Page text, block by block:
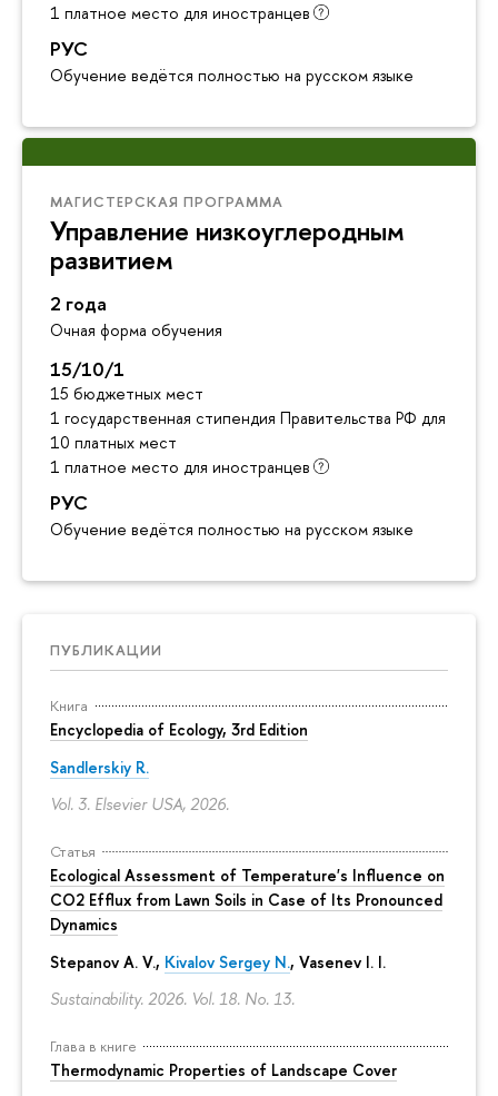
1 платное место для иностранцев
РУС
Обучение ведётся полностью на русском языке
МАГИСТЕРСКАЯ ПРОГРАММА
Управление низкоуглеродным
развитием
2 года
Очная форма обучения
15/10/1
15 бюджетных мест
1 государственная стипендия Правительства РФ для
10 платных мест
1 платное место для иностранцев
РУС
Обучение ведётся полностью на русском языке
ПУБЛИКАЦИИ
Книга
Encyclopedia of Ecology, 3rd Edition
Sandlerskiy R.
Vol. 3. Elsevier USA, 2026.
Статья
Ecological Assessment of Temperature's Influence on
CO2 Efflux from Lawn Soils in Case of Its Pronounced
Dynamics
Stepanov A. V., Kivalov Sergey N., Vasenev I. I.
Sustainability. 2026. Vol. 18. No. 13.
Глава в книге
Thermodynamic Properties of Landscape Cover